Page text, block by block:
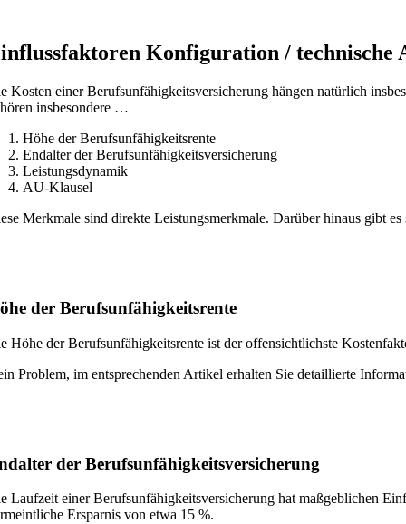
Konfiguration / technische
Kosten einer Berufsunfähigkeitsversicherung hängen natürlich
insbesondere …
Höhe der Berufsunfähigkeitsrente
Endalter der Berufsunfähigkeitsversicherung
Leistungsdynamik
AU-Klausel
Merkmale sind direkte Leistungsmerkmale. Darüber hinaus gibt
der Berufsunfähigkeitsrente
Höhe der Berufsunfähigkeitsrente ist der offensichtlichste
Problem, im entsprechenden Artikel erhalten Sie detaillierte
der Berufsunfähigkeitsversicherung
Laufzeit einer Berufsunfähigkeitsversicherung hat maßgeblichen
Ersparnis von etwa 15 %.